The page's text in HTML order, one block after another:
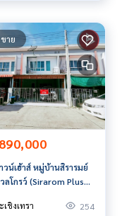
ขาย
วน์เฮ้าส์ หมู่บ้านสิรารมย์
ลโกรว์ (Sirarom Plus
ทรา
เชิงเทรา 254